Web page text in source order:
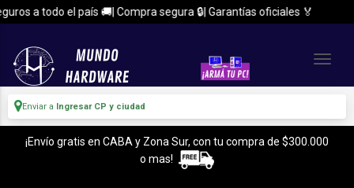
país 🚚| Compra segura 🔒| Garantías oficiales 🏅
Enviar a Ingresar CP y ciudad
¡Envío gratis en CABA y Zona Sur, con tu compra de $300.000
o mas!